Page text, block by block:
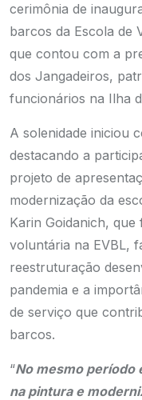
cerimônia de
barcos da Escola de
que contou com a
dos Jangadeiros,
funcionários na Ilha
A solenidade iniciou
destacando a
projeto de
modernização da
Karin Goidanich,
voluntária na EVBL,
reestruturação
pandemia e a
de serviço que
barcos.
“No mesmo período
na pintura e